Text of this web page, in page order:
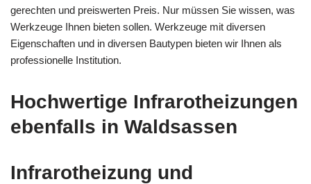
gerechten und preiswerten Preis. Nur müssen Sie wissen, was
Werkzeuge Ihnen bieten sollen. Werkzeuge mit diversen
Eigenschaften und in diversen Bautypen bieten wir Ihnen als
professionelle Institution.
Hochwertige Infrarotheizungen
ebenfalls in Waldsassen
Infrarotheizung und